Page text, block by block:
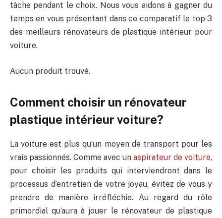
tâche pendant le choix. Nous vous aidons à gagner du
temps en vous présentant dans ce comparatif le top 3
des meilleurs rénovateurs de plastique intérieur pour
voiture.
Aucun produit trouvé.
Comment choisir un rénovateur
plastique intérieur voiture?
La voiture est plus qu’un moyen de transport pour les
vrais passionnés. Comme avec un aspirateur de voiture,
pour choisir les produits qui interviendront dans le
processus d’entretien de votre joyau, évitez de vous y
prendre de manière irréfléchie. Au regard du rôle
primordial qu’aura à jouer le rénovateur de plastique